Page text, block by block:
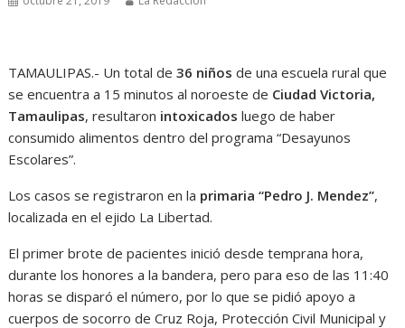
TAMAULIPAS.- Un total de36 niños de una escuela rural que
se encuentra a 15 minutos al noroeste de Ciudad Victoria,
Tamaulipas, resultaron intoxicados luego de haber
consumido alimentos dentro del programa “Desayunos
Escolares”.
Los casos se registraron en la primaria “Pedro J. Mendez”,
localizada en el ejido La Libertad.
El primer brote de pacientes inició desde temprana hora,
durante los honores a la bandera, pero para eso de las 11:40
horas se disparó el número, por lo que se pidió apoyo a
cuerpos de socorro de Cruz Roja, Protección Civil Municipal y